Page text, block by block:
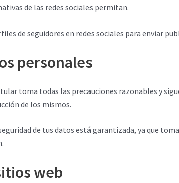
de las redes sociales permitan.
de seguidores en redes sociales para enviar
personales
toma todas las precauciones razonables y
de los mismos.
de tus datos está garantizada, ya que
web